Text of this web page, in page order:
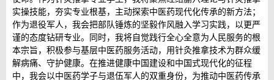
实操技能，夯实专业根基，主动探索中医药现代化传承的新方法；
作为退役军人，我会把部队锤炼的坚毅作风融入学习实践，以更严
谨的态度钻研专业。同时，我将自觉践行全心全意为人民服务的根
本宗旨，积极参与基层中医药服务活动，用针灸推拿技术为群众缓
解病痛、守护健康。在推进健康中国建设和中国式现代化的征程
中，我会以中医药学子与退伍军人的双重身份，为推动中医药传承